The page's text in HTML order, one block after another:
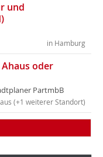
und
in Hamburg
oder
PartmbB
(+1 weiterer Standort)